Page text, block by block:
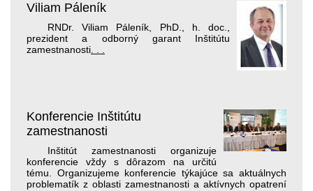
Viliam Páleník
RNDr. Viliam Páleník, PhD., h. doc.,
prezident a odborný garant Inštitútu
zamestnanosti. . .
Konferencie Inštitútu
zamestnanosti
Inštitút zamestnanosti organizuje
konferencie vždy s dôrazom na určitú
tému. Organizujeme konferencie týkajúce sa aktuálnych
problematík z oblasti zamestnanosti a aktívnych opatrení